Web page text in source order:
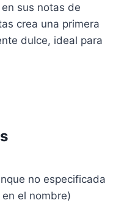
sus notas de
crea una primera
dulce, ideal para
no especificada
el nombre)